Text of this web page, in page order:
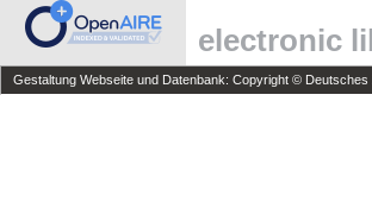
electronic
Gestaltung Webseite und Datenbank: Copyright ©